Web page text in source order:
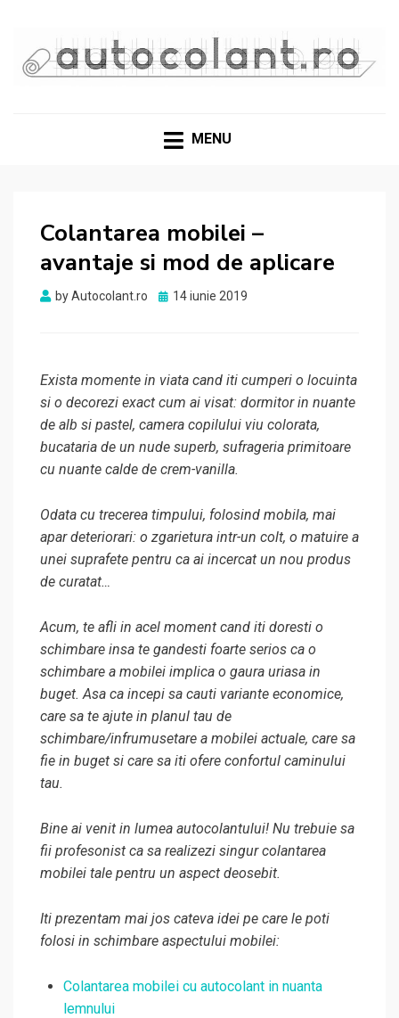
PENTRU FOLIILE
MENU
Colantarea mobilei –
avantaje si mod de aplicare
byAutocolant.ro
Posted
14 iunie 2019
Exista momente in viata cand iti cumperi o locuinta
si o decorezi exact cum ai visat: dormitor in nuante
de alb si pastel, camera copilului viu colorata,
bucataria de un nude superb, sufrageria primitoare
cu nuante calde de crem-vanilla.
Odata cu trecerea timpului, folosind mobila, mai
apar deteriorari: o zgarietura intr-un colt, o matuire a
unei suprafete pentru ca ai incercat un nou produs
de curatat…
Acum, te afli in acel moment cand iti doresti o
schimbare insa te gandesti foarte serios ca o
schimbare a mobilei implica o gaura uriasa in
buget. Asa ca incepi sa cauti variante economice,
care sa te ajute in planul tau de
schimbare/infrumusetare a mobilei actuale, care sa
fie in buget si care sa iti ofere confortul caminului
tau.
Bine ai venit in lumea autocolantului! Nu trebuie sa
fii profesonist ca sa realizezi singur colantarea
mobilei tale pentru un aspect deosebit.
Iti prezentam mai jos cateva idei pe care le poti
folosi in schimbare aspectului mobilei:
Colantarea mobilei cu autocolant in nuanta
lemnului